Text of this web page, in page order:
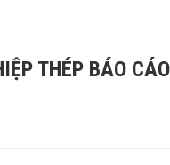
THÉP BÁO CÁO